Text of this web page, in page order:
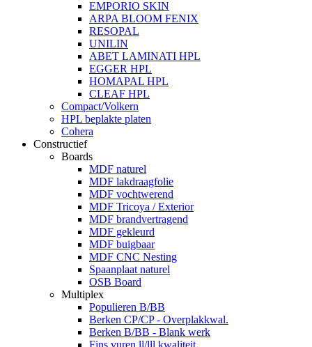
EMPORIO SKIN
ARPA BLOOM FENIX
RESOPAL
UNILIN
ABET LAMINATI HPL
EGGER HPL
HOMAPAL HPL
CLEAF HPL
Compact/Volkern
HPL beplakte platen
Cohera
Constructief
Boards
MDF naturel
MDF lakdraagfolie
MDF vochtwerend
MDF Tricoya / Exterior
MDF brandvertragend
MDF gekleurd
MDF buigbaar
MDF CNC Nesting
Spaanplaat naturel
OSB Board
Multiplex
Populieren B/BB
Berken CP/CP - Overplakkwal.
Berken B/BB - Blank werk
Fins vuren ll/lll kwaliteit